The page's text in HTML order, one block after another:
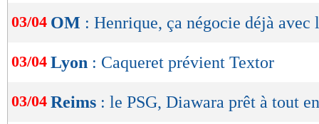
03/04 OM : Henrique, ça négocie déjà avec
03/04 Lyon : Caqueret prévient Textor
03/04 Reims : le PSG, Diawara prêt à tout